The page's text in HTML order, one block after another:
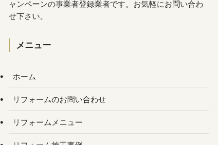
ャンペーンの事業者登録業者です。お気軽にお問い合わ
せ下さい。
メニュー
ホーム
リフォームのお問い合わせ
リフォームメニュー